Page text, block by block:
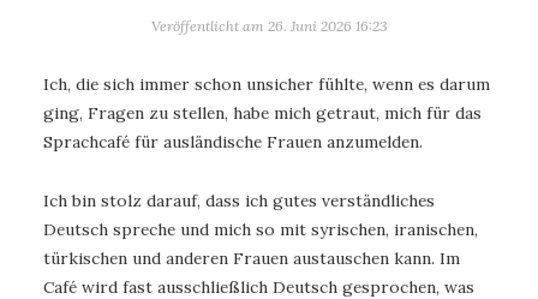
Veröffentlicht am 26. Juni 2026 16:23
Ich, die sich immer schon unsicher fühlte, wenn es darum
ging, Fragen zu stellen, habe mich getraut, mich für das
Sprachcafé für ausländische Frauen anzumelden.
Ich bin stolz darauf, dass ich gutes verständliches
Deutsch spreche und mich so mit syrischen, iranischen,
türkischen und anderen Frauen austauschen kann. Im
Café wird fast ausschließlich Deutsch gesprochen, was